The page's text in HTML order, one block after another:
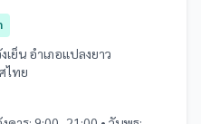
เย็น อำเภอแปลงยาว
ไทย